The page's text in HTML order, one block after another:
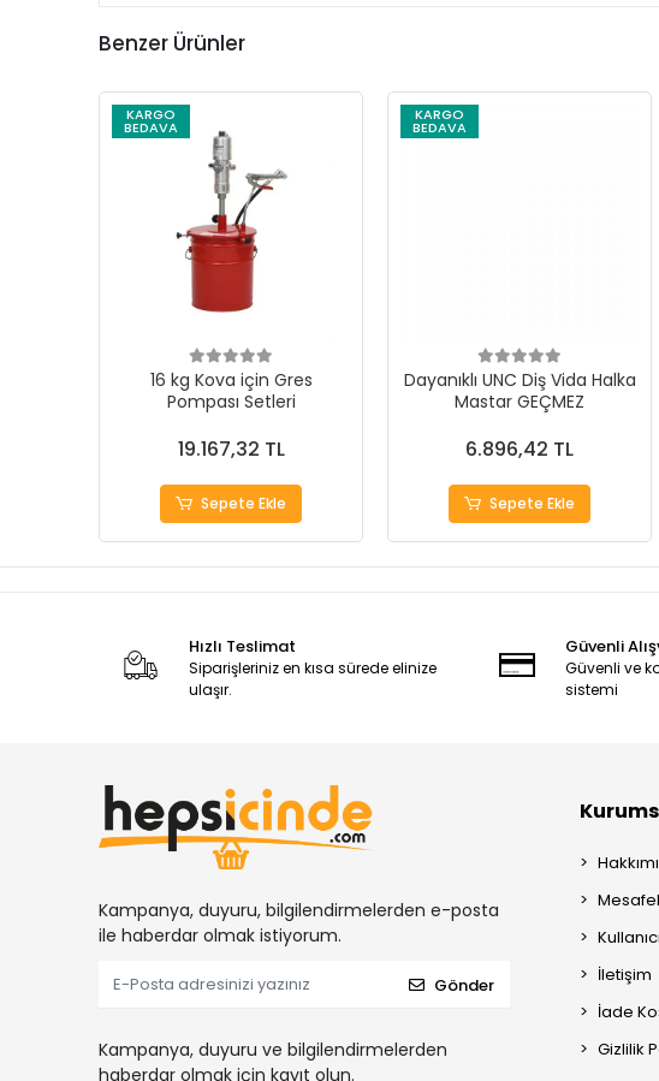
Benzer Ürünler
KARGO
BEDAVA
16 kg Kova için Gres
Pompası Setleri
19.167,32 TL
Sepete Ekle
KARGO
BEDAVA
Dayanıklı UNC Diş Vida Halka
Mastar GEÇMEZ
6.896,42 TL
Sepete Ekle
Hızlı Teslimat
Siparişleriniz en kısa sürede elinize
ulaşır.
Güvenli
Güvenli ve
sistemi
Kampanya, duyuru, bilgilendirmelerden e-posta
ile haberdar olmak istiyorum.
Gönder
Kampanya, duyuru ve bilgilendirmelerden
haberdar olmak için kayıt olun.
İletişim
İade
Gizlilik